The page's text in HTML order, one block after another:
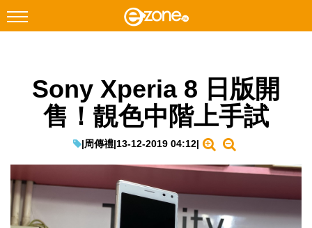
Facebook Instagram
科技焦點
遊戲動漫
教學評測
EduTech
Sony Xperia 8 日版開
售！靚色中階上手試
|周傳禮|13-12-2019 04:12|